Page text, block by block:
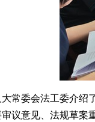
委会法工委介绍了
议意见、法规草案